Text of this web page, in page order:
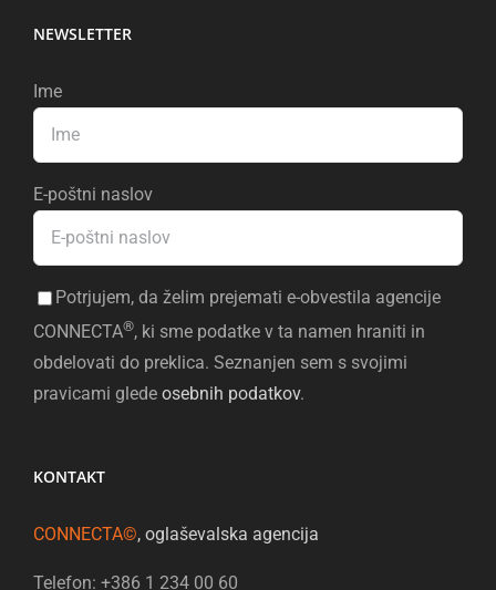
NEWSLETTER
Ime
E-poštni naslov
Potrjujem, da želim prejemati e-obvestila agencije
CONNECTA®, ki sme podatke v ta namen hraniti in
obdelovati do preklica. Seznanjen sem s svojimi
pravicami glede osebnih podatkov.
KONTAKT
CONNECTA©, oglaševalska agencija
Telefon: +386 1 234 00 60